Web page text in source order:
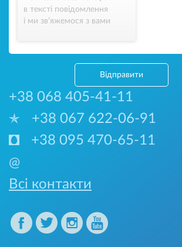
в тексті повідомлення
і ми зв’яжемося з вами
Відправити
+38 068 405-41-11
+38 067 622-06-91
+38 095 470-65-11
@
Всі контакти